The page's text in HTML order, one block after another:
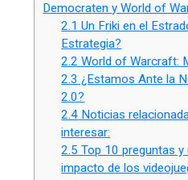
Democraten y World of
2.1 Un Friki en el
Estrategia?
2.2 World of Warcraft:
2.3 ¿Estamos Ante la
2.0?
2.4 Noticias
interesar:
2.5 Top 10 preguntas y
impacto de los